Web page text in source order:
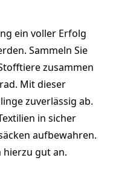
ein voller Erfolg
Sammeln Sie
zusammen
Mit dieser
zuverlässig ab.
in sicher
aufbewahren.
hierzu gut an.